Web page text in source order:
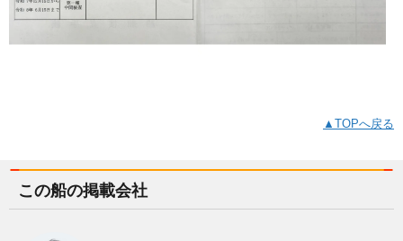
▲TOPへ戻る
この船の掲載会社